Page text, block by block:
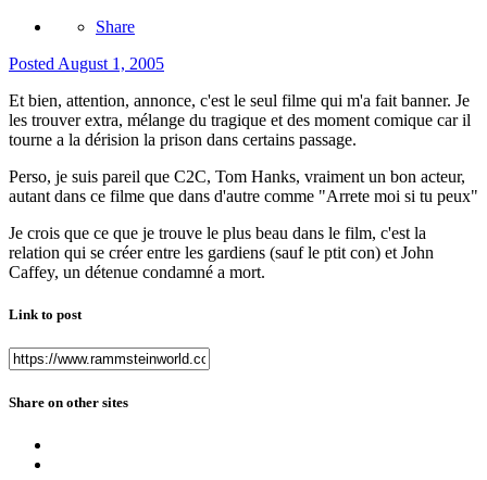
Share
Posted August 1, 2005
Et bien, attention, annonce, c'est le seul filme qui m'a fait banner. Je
les trouver extra, mélange du tragique et des moment comique car il
tourne a la dérision la prison dans certains passage.
Perso, je suis pareil que C2C, Tom Hanks, vraiment un bon acteur,
autant dans ce filme que dans d'autre comme "Arrete moi si tu peux"
Je crois que ce que je trouve le plus beau dans le film, c'est la
relation qui se créer entre les gardiens (sauf le ptit con) et John
Caffey, un détenue condamné a mort.
Link to post
Share on other sites